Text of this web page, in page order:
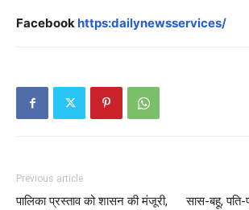
Facebook https:dailynewsservices/
Previous article
पालिका प्रस्ताव को शासन की मंजूरी,
सास-बहू, पति-